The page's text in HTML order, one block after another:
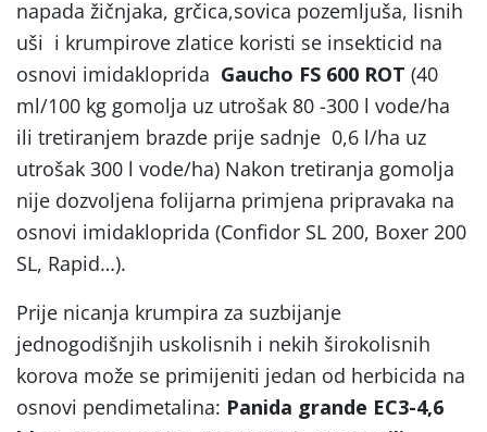
napada žičnjaka, grčica,sovica pozemljuša, lisnih
uši i krumpirove zlatice koristi se insekticid na
osnovi imidakloprida Gaucho FS 600 ROT (40
ml/100 kg gomolja uz utrošak 80 -300 l vode/ha
ili tretiranjem brazde prije sadnje 0,6 l/ha uz
utrošak 300 l vode/ha) Nakon tretiranja gomolja
nije dozvoljena folijarna primjena pripravaka na
osnovi imidakloprida (Confidor SL 200, Boxer 200
SL, Rapid…).
Prije nicanja krumpira za suzbijanje
jednogodišnjih uskolisnih i nekih širokolisnih
korova može se primijeniti jedan od herbicida na
osnovi pendimetalina: Panida grande EC3-4,6